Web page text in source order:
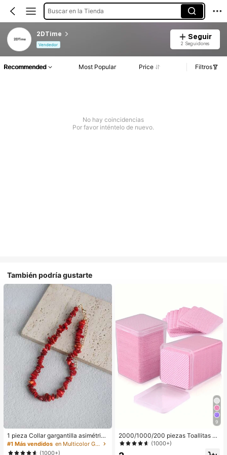
Buscar en la Tienda
2DTime
Vendedor
Seguir
2 Seguidores
Recommended Most Popular Price Filtros
No hay coincidencias
Por favor inténtelo de nuevo.
También podría gustarte
1 pieza Collar gargantilla asimétrico
ajustable de estilo bohemio en colo
r rojo natural, joyería de uso diario Y
#1 Más vendidos
en Multicolor Gargantillas para mujer
(1000+)
9
2000/1000/200 piezas Toallitas de
limpieza de uñas - Almohadillas pro
fesionales sin pelusa para quitar es
(1000+)